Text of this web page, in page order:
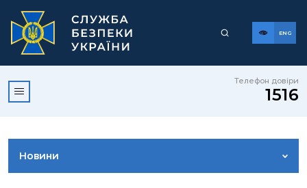
ENG
Телефон довіри
1516
Новини